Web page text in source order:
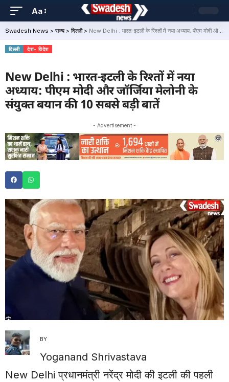
Aa
Swadesh News > राज्य> दिल्ली> New Delhi : भारत-इटली के रिश्तों में नया अध्याय: पीएम मोदी और जॉर्जिया मेलोनी के संयुक्त बयान की 10 सबसे बड़ी बातें
दिल्ली देश- विदेश
New Delhi : भारत-इटली के रिश्तों में नया
अध्याय: पीएम मोदी और जॉर्जिया मेलोनी के
संयुक्त बयान की 10 सबसे बड़ी बातें
- Advertisement -
BY
Yoganand Shrivastava
New Delhi प्रधानमंत्री नरेंद्र मोदी की इटली की पहली